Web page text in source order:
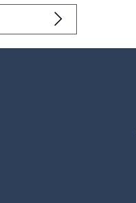
check-in et